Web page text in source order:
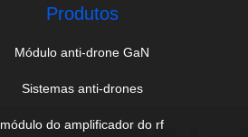
Produtos
Módulo anti-drone GaN
Sistemas anti-drones
módulo do amplificador do rf